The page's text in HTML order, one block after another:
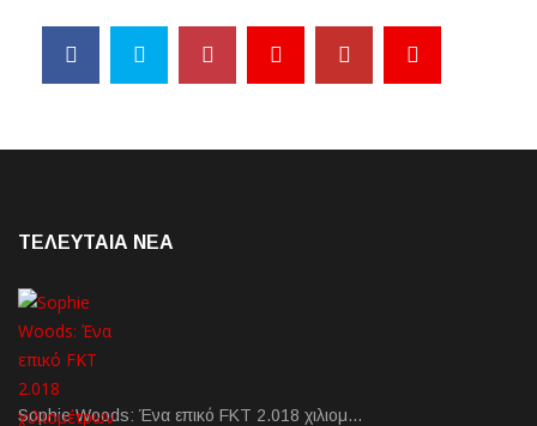
ΤΕΛΕΥΤΑΙΑ NEA
Sophie Woods: Ένα επικό FKT 2.018 χιλιομ…